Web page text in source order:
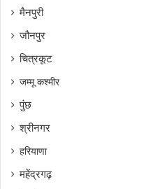
मैनपुरी
जौनपुर
चित्रकूट
जम्मू कश्मीर
पुंछ
श्रीनगर
हरियाणा
महेंद्रगढ़